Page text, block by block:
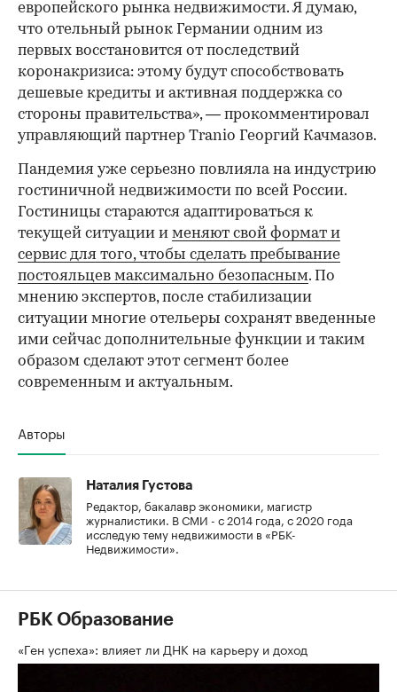
европейского рынка недвижимости. Я думаю,
что отельный рынок Германии одним из
первых восстановится от последствий
коронакризиса: этому будут способствовать
дешевые кредиты и активная поддержка со
стороны правительства», — прокомментировал
управляющий партнер Tranio Георгий Качмазов.
Пандемия уже серьезно повлияла на индустрию
гостиничной недвижимости по всей России.
Гостиницы стараются адаптироваться к
текущей ситуации и меняют свой формат и
сервис для того, чтобы сделать пребывание
постояльцев максимально безопасным. По
мнению экспертов, после стабилизации
ситуации многие отельеры сохранят введенные
ими сейчас дополнительные функции и таким
образом сделают этот сегмент более
современным и актуальным.
Авторы
Наталия Густова
Редактор, бакалавр экономики, магистр
журналистики. В СМИ - с 2014 года, с 2020 года
исследую тему недвижимости в «РБК-
Недвижимости».
РБК Образование
«Ген успеха»: влияет ли ДНК на карьеру и доход